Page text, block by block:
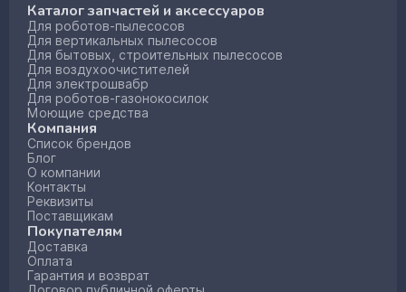
Каталог запчастей и аксессуаров
Для роботов-пылесосов
Для вертикальных пылесосов
Для бытовых, строительных пылесосов
Для воздухоочистителей
Для электрошвабр
Для роботов-газонокосилок
Моющие средства
Компания
Список брендов
Блог
О компании
Контакты
Реквизиты
Поставщикам
Покупателям
Доставка
Оплата
Гарантия и возврат